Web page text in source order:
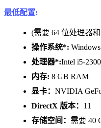
最低配置:
(需要 64 位处理器
操作系统*:
处理器*:Intel i5-
内存: 8 GB RAM
显卡： NVIDIA
DirectX 版本： 11
存储空间： 需要 40